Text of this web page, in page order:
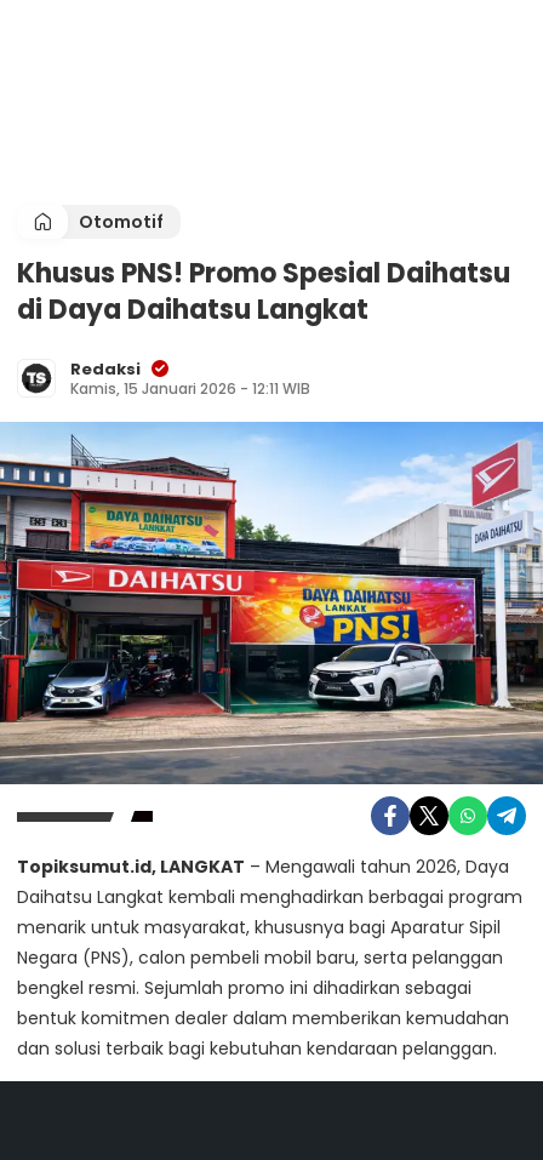
Otomotif
Khusus PNS! Promo Spesial Daihatsu
di Daya Daihatsu Langkat
Redaksi
Kamis, 15 Januari 2026 - 12:11 WIB
Topiksumut.id, LANGKAT – Mengawali tahun 2026, Daya
Daihatsu Langkat kembali menghadirkan berbagai program
menarik untuk masyarakat, khususnya bagi Aparatur Sipil
Negara (PNS), calon pembeli mobil baru, serta pelanggan
bengkel resmi. Sejumlah promo ini dihadirkan sebagai
bentuk komitmen dealer dalam memberikan kemudahan
dan solusi terbaik bagi kebutuhan kendaraan pelanggan.